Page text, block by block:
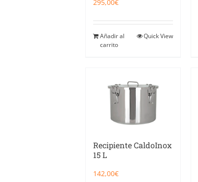
295,00€
Añadir al
carrito
Quick View
Recipiente CaldoInox
15 L
142,00€